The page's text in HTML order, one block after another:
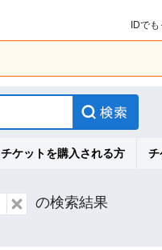
IDで
チケットを購入される方 チ
の検索結果